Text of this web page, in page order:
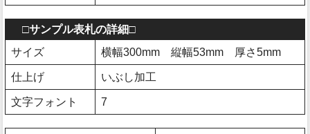
□サンプル表札の詳細□
サイズ
横幅300mm 縦幅53mm 厚さ5mm
仕上げ いぶし加工
文字フォント 7